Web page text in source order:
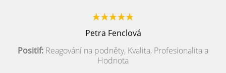
Petra Fenclová
Positif: Reagování na podněty, Kvalita, Profesionalita a
Hodnota